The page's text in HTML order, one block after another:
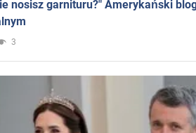
nosisz garnituru?" Amerykański
3